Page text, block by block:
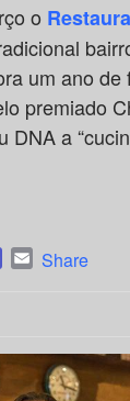
o
um ano de
premiado
DNA a
TeamsEmail
Share